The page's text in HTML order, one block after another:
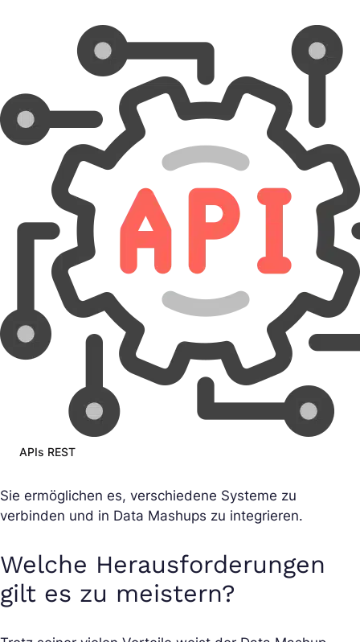
APIs REST
Sie ermöglichen es, verschiedene Systeme zu
verbinden und in Data Mashups zu integrieren.
Welche Herausforderungen
gilt es zu meistern?